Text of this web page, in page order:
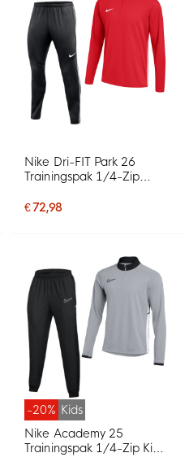
Nike Dri-FIT Park 26
Trainingspak 1/4-Zip
€ 72,98
-20% Kids
Nike Academy 25
Trainingspak 1/4-Zip Kids